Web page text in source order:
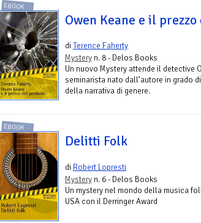
EBOOK
Owen Keane e il
diTerence Faherty
Mystery n. 8 - Delos Books
Un nuovo Mystery attende il detective
seminarista nato dall’autore in grado
della narrativa di genere.
EBOOK
Delitti Folk
di Robert Lopresti
Mystery n. 6 - Delos Books
Un mystery nel mondo della musica
USA con il Derringer Award